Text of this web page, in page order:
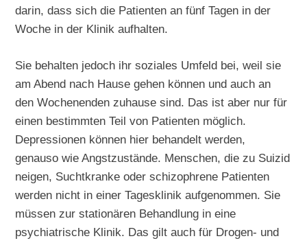
darin, dass sich die Patienten an fünf Tagen in der
Woche in der Klinik aufhalten.
Sie behalten jedoch ihr soziales Umfeld bei, weil sie
am Abend nach Hause gehen können und auch an
den Wochenenden zuhause sind. Das ist aber nur für
einen bestimmten Teil von Patienten möglich.
Depressionen können hier behandelt werden,
genauso wie Angstzustände. Menschen, die zu Suizid
neigen, Suchtkranke oder schizophrene Patienten
werden nicht in einer Tagesklinik aufgenommen. Sie
müssen zur stationären Behandlung in eine
psychiatrische Klinik. Das gilt auch für Drogen- und